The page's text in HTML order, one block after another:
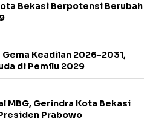
Bekasi Berpotensi Berubah
Gema Keadilan 2026-2031,
di Pemilu 2029
MBG, Gerindra Kota Bekasi
Prabowo